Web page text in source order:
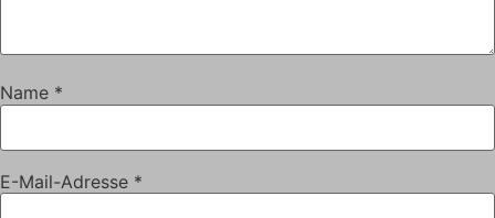
Name *
E-Mail-Adresse *